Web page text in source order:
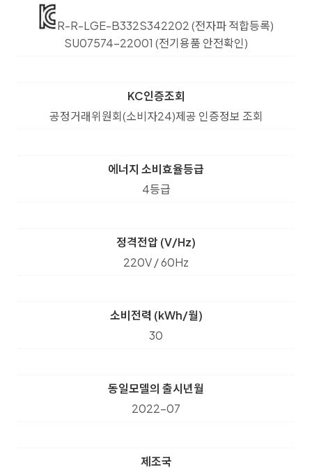
R-R-LGE-B332S342202 (전자파 적합등록)
SU07574-22001 (전기용품 안전확인)
KC인증조회
공정거래위원회(소비자24)제공 인증정보 조회
에너지 소비효율등급
4등급
정격전압 (V/Hz)
220V / 60Hz
소비전력 (kWh/월)
30
동일모델의 출시년월
2022-07
제조국